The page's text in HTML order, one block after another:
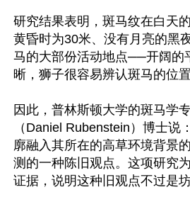
研究结果表明，斑马纹在白天
黄昏时为30米、没有月亮的黑
马的大部份活动地点──开阔的
晰，狮子很容易辨认斑马的位置
因此，普林斯顿大学的斑马学
（Daniel Rubenstein）博士说
廓融入其所在的高草环境背景
测的一种陈旧观点。这项研究
证据，说明这种旧观点不过是